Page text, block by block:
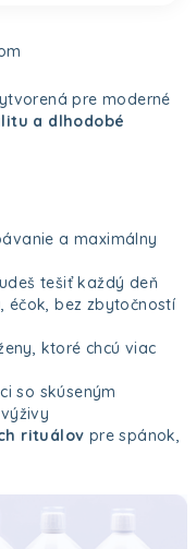
prvky
pre moderné
a dlhodobé
a maximálny
tešiť každý deň
éčok, bez zbytočností
ktoré chcú viac
so skúseným
rituálov pre spánok,